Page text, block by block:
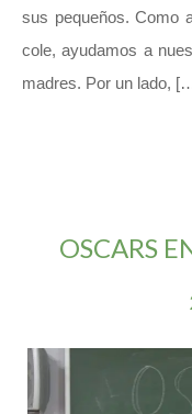
sus pequeños. Como
cole, ayudamos a
madres. Por un lado,
OSCARS